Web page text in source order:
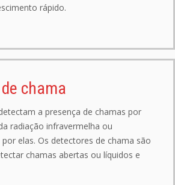
rápido.
chama
a presença de chamas por
radiação infravermelha ou
elas. Os detectores de chama são
chamas abertas ou líquidos e